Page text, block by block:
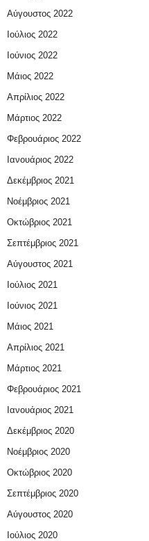
Αύγουστος 2022
Ιούλιος 2022
Ιούνιος 2022
Μάιος 2022
Απρίλιος 2022
Μάρτιος 2022
Φεβρουάριος 2022
Ιανουάριος 2022
Δεκέμβριος 2021
Νοέμβριος 2021
Οκτώβριος 2021
Σεπτέμβριος 2021
Αύγουστος 2021
Ιούλιος 2021
Ιούνιος 2021
Μάιος 2021
Απρίλιος 2021
Μάρτιος 2021
Φεβρουάριος 2021
Ιανουάριος 2021
Δεκέμβριος 2020
Νοέμβριος 2020
Οκτώβριος 2020
Σεπτέμβριος 2020
Αύγουστος 2020
Ιούλιος 2020